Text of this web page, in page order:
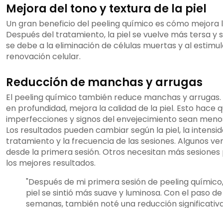
Mejora del tono y textura de la piel
Un gran beneficio del peeling químico es cómo mejora
Después del tratamiento, la piel se vuelve más tersa y
se debe a la eliminación de células muertas y al
renovación celular.
Reducción de manchas y arrugas
El peeling químico también reduce manchas y
en profundidad, mejora la calidad de la piel. Esto hace
imperfecciones y signos del envejecimiento sean
Los resultados pueden cambiar según la piel, la
tratamiento y la frecuencia de las sesiones. Algunos
desde la primera sesión. Otros necesitan más
los mejores resultados.
"Después de mi primera sesión de peeling
piel se sintió más suave y luminosa. Con el paso
semanas, también noté una reducción